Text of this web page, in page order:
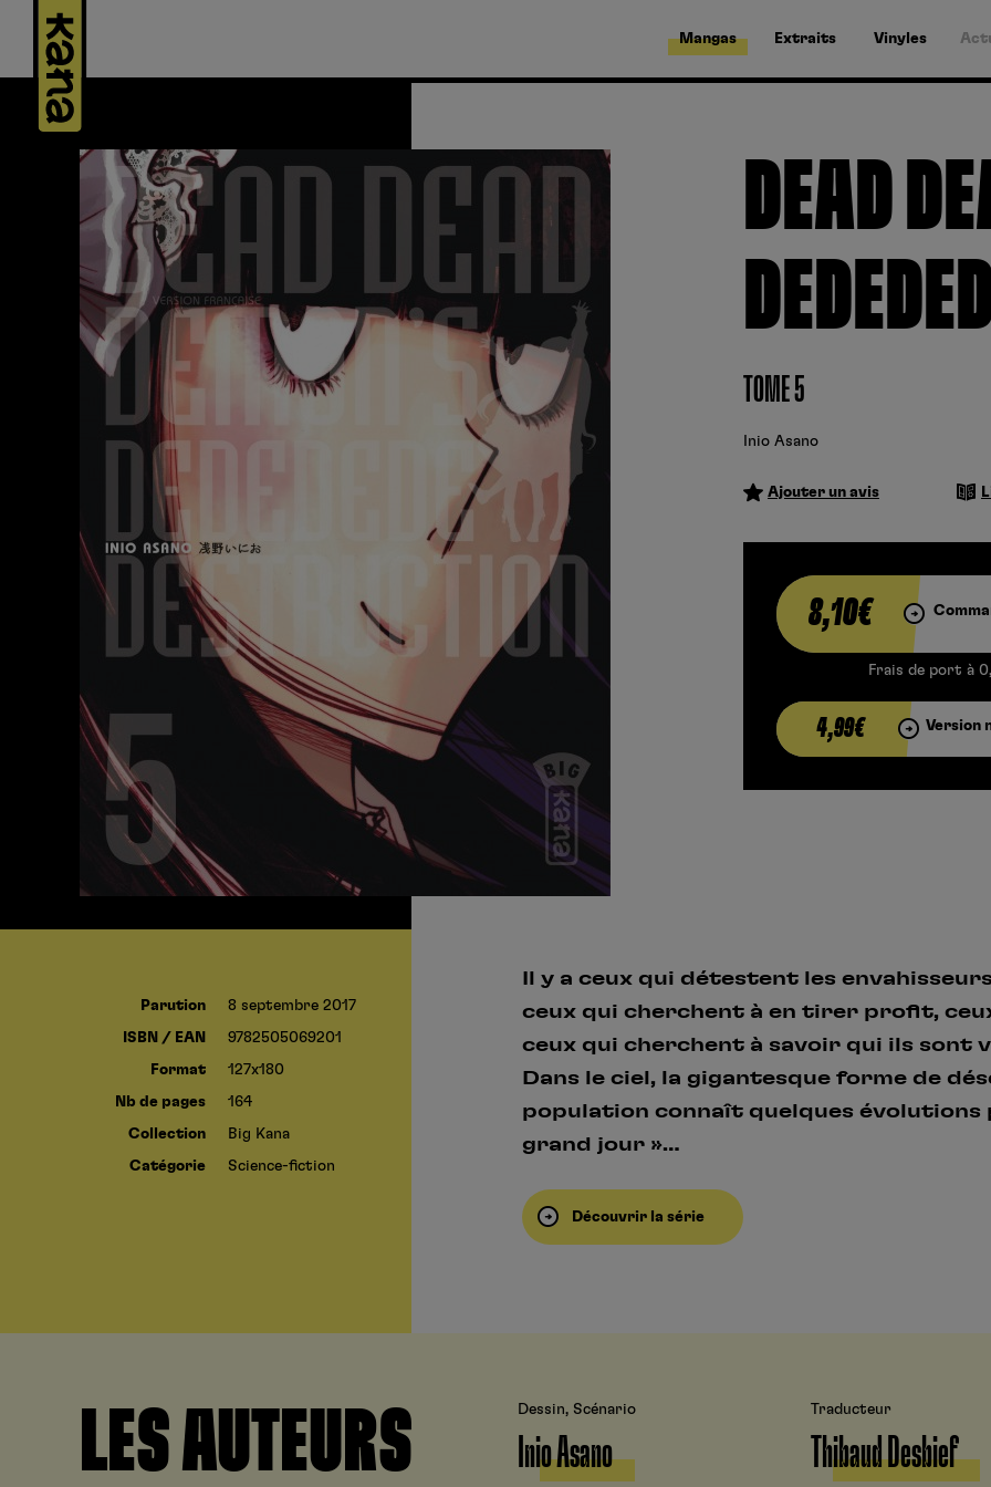
Mangas Extraits Vinyles
DEAD
TOME 5
Inio Asano
Ajouter un avis
8,10€
Frais de port à
4,99€ Version
Parution 8 septembre 2017
ISBN / EAN 9782505069201
Format 127x180
Nb de pages 164
Collection Big Kana
Catégorie Science-fiction
Il y a ceux qui détestent les
ceux qui cherchent à en tirer profit,
ceux qui cherchent à savoir qui ils sont
Dans le ciel, la gigantesque forme de
population connaît quelques
grand jour »…
Découvrir la série
LES AUTEURS Dessin, Scénario
Inio Asano
Traducteur
Thibaud Desbief
Panneau de gestion des cookies